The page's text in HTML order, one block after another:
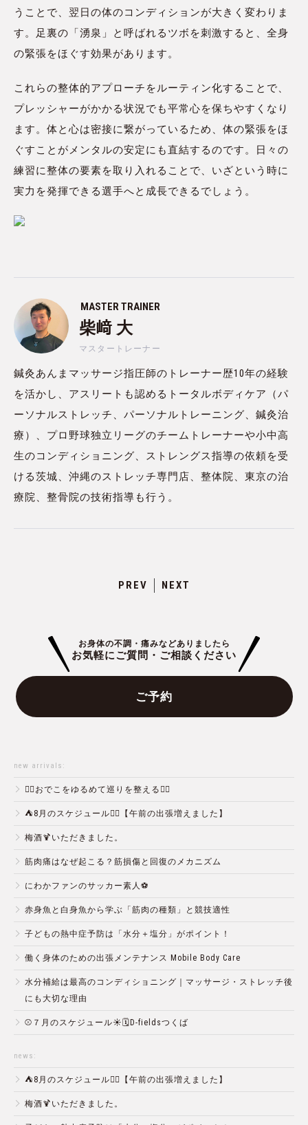
うことで、翌日の体のコンディションが大きく変わりま
す。足裏の「湧泉」と呼ばれるツボを刺激すると、全身
の緊張をほぐす効果があります。
これらの整体的アプローチをルーティン化することで、
プレッシャーがかかる状況でも平常心を保ちやすくなり
ます。体と心は密接に繋がっているため、体の緊張をほ
ぐすことがメンタルの安定にも直結するのです。日々の
練習に整体の要素を取り入れることで、いざという時に
実力を発揮できる選手へと成長できるでしょう。
MASTER TRAINER
柴﨑 大
マスタートレーナー
鍼灸あんまマッサージ指圧師のトレーナー歴10年の経験
を活かし、アスリートも認めるトータルボディケア（パ
ーソナルストレッチ、パーソナルトレーニング、鍼灸治
療）、プロ野球独立リーグのチームトレーナーや小中高
生のコンディショニング、ストレングス指導の依頼を受
ける茨城、沖縄のストレッチ専門店、整体院、東京の治
療院、整骨院の技術指導も行う。
PREV NEXT
お身体の不調・痛みなどありましたら
お気軽にご質問・ご相談ください
ご予約
new arrivals:
💆‍♀️おでこをゆるめて巡りを整える💆‍♂️
⛺️8月のスケジュール🏄‍♂️【午前の出張増えました】
梅酒🍹いただきました。
筋肉痛はなぜ起こる？筋損傷と回復のメカニズム
にわかファンのサッカー素人⚽️
赤身魚と白身魚から学ぶ「筋肉の種類」と競技適性
子どもの熱中症予防は「水分＋塩分」がポイント！
働く身体のための出張メンテナンス Mobile Body Care
水分補給は最高のコンディショニング｜マッサージ・ストレッチ後
にも大切な理由
⚾️７月のスケジュール☀️🗓D-fieldsつくば
news:
⛺️8月のスケジュール🏄‍♂️【午前の出張増えました】
梅酒🍹いただきました。